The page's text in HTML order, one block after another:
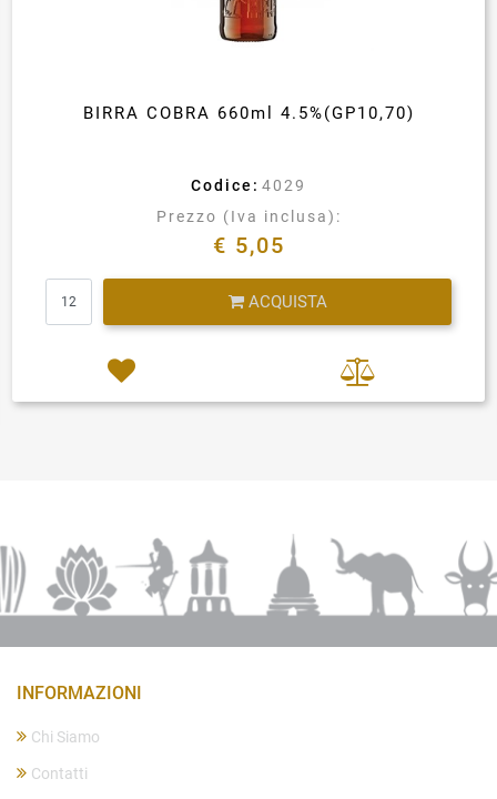
BIRRA COBRA 660ml 4.5%(GP10,70)
Codice: 4029
Prezzo (Iva inclusa):
€ 5,05
ACQUISTA
INFORMAZIONI
Chi Siamo
Contatti